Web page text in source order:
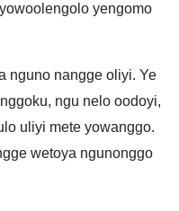
yengomo
nguno nangge oliyi. Ye
ngu nelo oodoyi,
uliyi mete yowanggo.
wetoya ngunonggo